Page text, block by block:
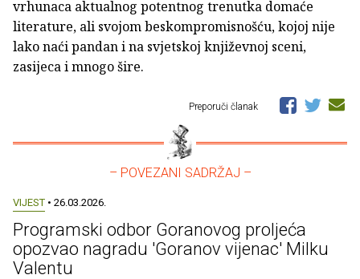
vrhunaca aktualnog potentnog trenutka domaće
literature, ali svojom beskompromisnošću, kojoj nije
lako naći pandan i na svjetskoj književnoj sceni,
zasijeca i mnogo šire.
Preporuči članak
– POVEZANI SADRŽAJ –
VIJEST • 26.03.2026.
Programski odbor Goranovog proljeća
opozvao nagradu 'Goranov vijenac' Milku
Valentu